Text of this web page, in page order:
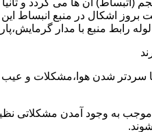
بروز اشکال در منبع انبساط
لوله رابط منبع با مدار
سردتر شدن هوا،مشکلات و
به وجود آمدن مشکلاتی